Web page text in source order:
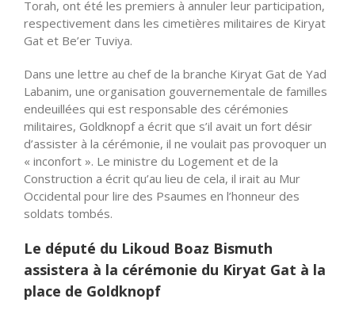
Torah, ont été les premiers à annuler leur participation,
respectivement dans les cimetières militaires de Kiryat
Gat et Be’er Tuviya.
Dans une lettre au chef de la branche Kiryat Gat de Yad
Labanim, une organisation gouvernementale de familles
endeuillées qui est responsable des cérémonies
militaires, Goldknopf a écrit que s’il avait un fort désir
d’assister à la cérémonie, il ne voulait pas provoquer un
« inconfort ». Le ministre du Logement et de la
Construction a écrit qu’au lieu de cela, il irait au Mur
Occidental pour lire des Psaumes en l’honneur des
soldats tombés.
Le député du Likoud Boaz Bismuth
assistera à la cérémonie du Kiryat Gat à la
place de Goldknopf